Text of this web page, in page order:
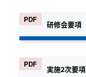
研修会要項
実施2次要項